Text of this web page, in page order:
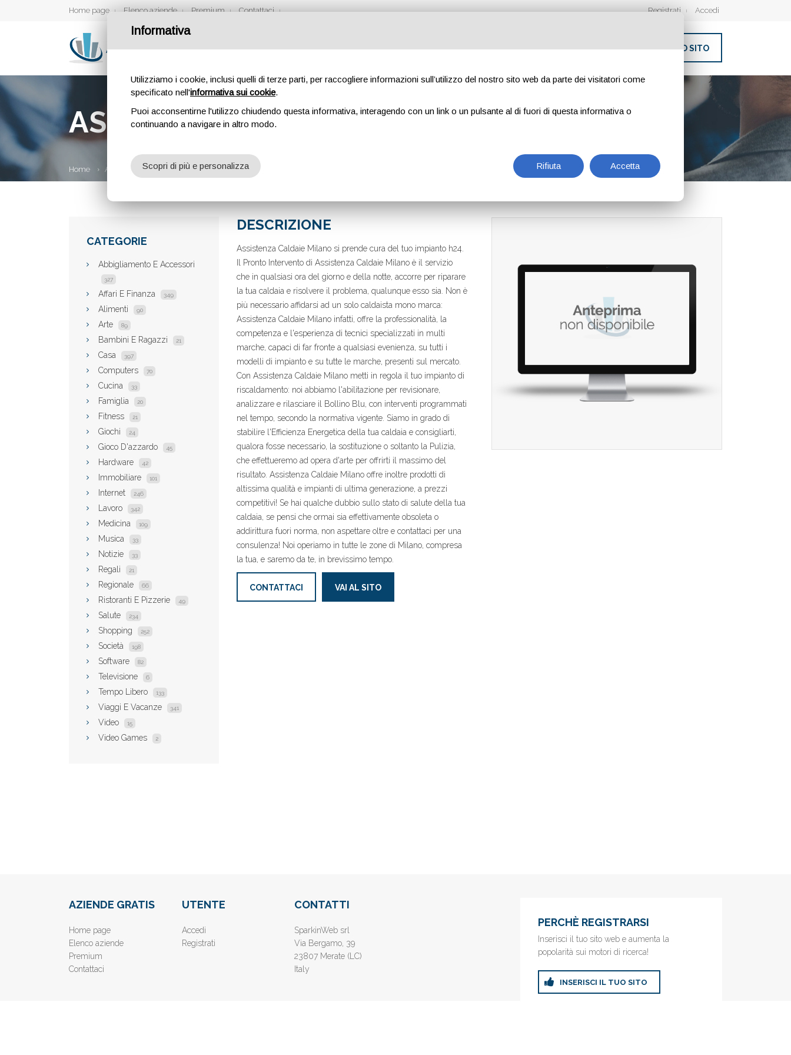
Home page Elenco aziende Premium Contattaci Registrati Accedi
INSERISCI IL TUO SITO
ASSISTENZA CALDAIE MILANO
Home Aziende Assistenza Caldaie Milano
CATEGORIE
Abbigliamento E Accessori
327
Affari E Finanza 349
Alimenti 90
Arte 89
Bambini E Ragazzi 21
Casa 397
Computers 70
Cucina 33
Famiglia 20
Fitness 21
Giochi 24
Gioco D'azzardo 45
Hardware 42
Immobiliare 101
Internet 246
Lavoro 342
Medicina 109
Musica 33
Notizie 33
Regali 21
Regionale 66
Ristoranti E Pizzerie 49
Salute 234
Shopping 252
Società 198
Software 82
Televisione 6
Tempo Libero 133
Viaggi E Vacanze 341
Video 15
Video Games 2
DESCRIZIONE
Assistenza Caldaie Milano si prende cura del tuo impianto h24.
Il Pronto Intervento di Assistenza Caldaie Milano è il servizio
che in qualsiasi ora del giorno e della notte, accorre per riparare
la tua caldaia e risolvere il problema, qualunque esso sia. Non è
più necessario affidarsi ad un solo caldaista mono marca:
Assistenza Caldaie Milano infatti, offre la professionalità, la
competenza e l'esperienza di tecnici specializzati in multi
marche, capaci di far fronte a qualsiasi evenienza, su tutti i
modelli di impianto e su tutte le marche, presenti sul mercato.
Con Assistenza Caldaie Milano metti in regola il tuo impianto di
riscaldamento: noi abbiamo l'abilitazione per revisionare,
analizzare e rilasciare il Bollino Blu, con interventi programmati
nel tempo, secondo la normativa vigente. Siamo in grado di
stabilire l'Efficienza Energetica della tua caldaia e consigliarti,
qualora fosse necessario, la sostituzione o soltanto la Pulizia,
che effettueremo ad opera d'arte per offrirti il massimo del
risultato. Assistenza Caldaie Milano offre inoltre prodotti di
altissima qualità e impianti di ultima generazione, a prezzi
competitivi! Se hai qualche dubbio sullo stato di salute della tua
caldaia, se pensi che ormai sia effettivamente obsoleta o
addirittura fuori norma, non aspettare oltre e contattaci per una
consulenza! Noi operiamo in tutte le zone di Milano, compresa
la tua, e saremo da te, in brevissimo tempo.
CONTATTACI VAI AL SITO
AZIENDE GRATIS
Home page
Elenco aziende
Premium
Contattaci
UTENTE
Accedi
Registrati
CONTATTI
SparkinWeb srl
Via Bergamo, 39
23807 Merate (LC)
Italy
PERCHÈ REGISTRARSI
Inserisci il tuo sito web e aumenta la
popolarità sui motori di ricerca!
INSERISCI IL TUO SITO
Informativa
Utilizziamo i cookie, inclusi quelli di terze parti, per raccogliere informazioni sull’utilizzo del nostro sito web da parte dei visitatori come
specificato nell'informativa sui cookie.
Puoi acconsentirne l'utilizzo chiudendo questa informativa, interagendo con un link o un pulsante al di fuori di questa informativa o
continuando a navigare in altro modo.
Rifiuta Accetta
Scopri di più e personalizza